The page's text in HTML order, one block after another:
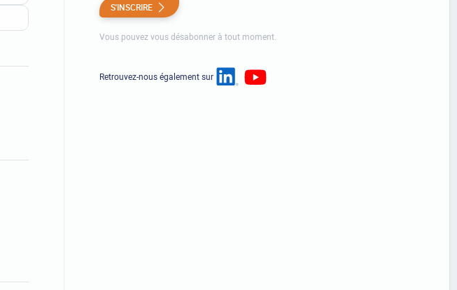
S'INSCRIRE
Vous pouvez vous désabonner à tout moment.
Retrouvez-nous également sur